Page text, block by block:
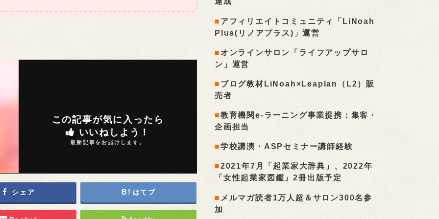
この記事が気に入ったら
いいねしよう！
最新記事をお届けします。
シェア はてブ
■ アフィリエイトコミュニティ「LiNoah
Plus(リノアプラス)」運営
■ オンラインサロン「ライフアップサロ
ン」運営
■ ブログ教材LiNoah×Leaplan（L2）販
売者
■教育機関e-ラーニング事業提携：集客・
企画担当
■学校講演・ASPセミナー講師経験
■2021年7月「起業家大辞典」、2022年
「女性起業家図鑑」2冊出版予定
■ メルマガ読者1万人超＆サロン300名参
加